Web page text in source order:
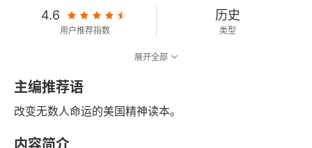
4.6
用户推荐指数
历史
类型
368千字
字数
展开全部
主编推荐语
改变无数人命运的美国精神读本。
内容简介